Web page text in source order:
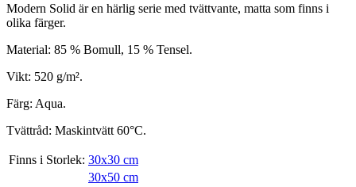
Modern Solid är en härlig serie med tvättvante, matta som finns i
olika färger.
Material: 85 % Bomull, 15 % Tensel.
Vikt: 520 g/m².
Färg: Aqua.
Tvättråd: Maskintvätt 60°C.
Finns i Storlek: 30x30 cm
30x50 cm